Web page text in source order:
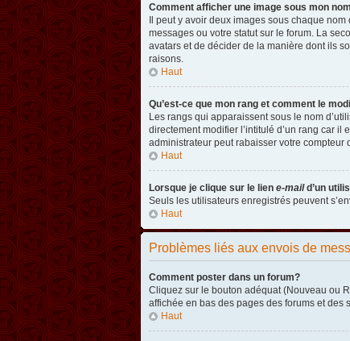
Comment afficher une image sous mon
Il peut y avoir deux images sous chaque
messages ou votre statut sur le forum. La
avatars et de décider de la manière dont ils
raisons.
Haut
Qu’est-ce que mon rang et comment le
Les rangs qui apparaissent sous le nom
directement modifier l’intitulé d’un rang car
administrateur peut rabaisser votre compteur
Haut
Lorsque je clique sur le lien e-maild’un
Seuls les utilisateurs enregistrés peuvent
Haut
Problèmes liés aux envois de
Comment poster dans un forum?
Cliquez sur le bouton adéquat (Nouveau ou
affichée en bas des pages des forums et des
Haut